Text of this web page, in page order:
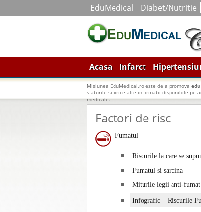
EduMedical Diabet/Nutritie
Acasa Infarct
Misiunea EduMedical.ro este de a promova
sfaturile si orice alte informatii disponibile pe
medicale.
Factori de risc
Fumatul
Riscurile la care se
Fumatul si sarcina
Miturile legii anti-fumat
Infografic – Riscurile